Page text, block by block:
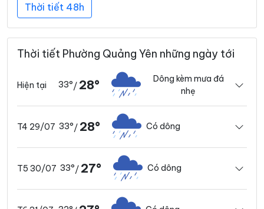
Thời tiết 48h
Thời tiết Phường Quảng Yên những ngày tới
Hiện tại 33°/ 28°
Dông kèm mưa đá
nhẹ
T4 29/07 33°/ 28° Có dông
T5 30/07 33°/ 27° Có dông